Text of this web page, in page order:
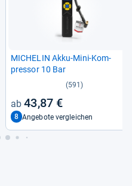
MICHE­LIN Akku-​Mini-​Kom­
pres­sor 10 Bar
(591)
43,87 €
8 Angebote vergleichen